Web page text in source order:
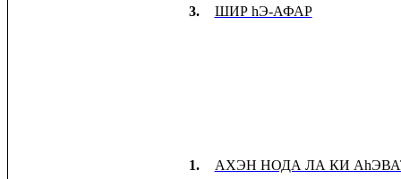
3.
ШИР hЭ-АФАР
1.
АХЭН НОДА ЛА КИ